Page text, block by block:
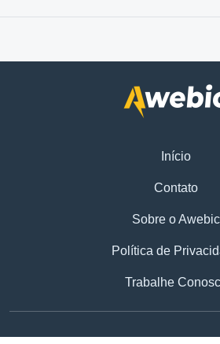
Início
Contato
Sobre o Awebic
Política de
Trabalhe